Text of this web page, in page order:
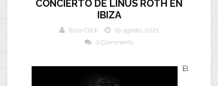
CONCIERTO DE LINUS ROTH EN
IBIZA
Ibiza Click
19 agosto, 2021
0 Comments
El